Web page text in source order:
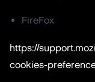
FireFox
https://
cookies-